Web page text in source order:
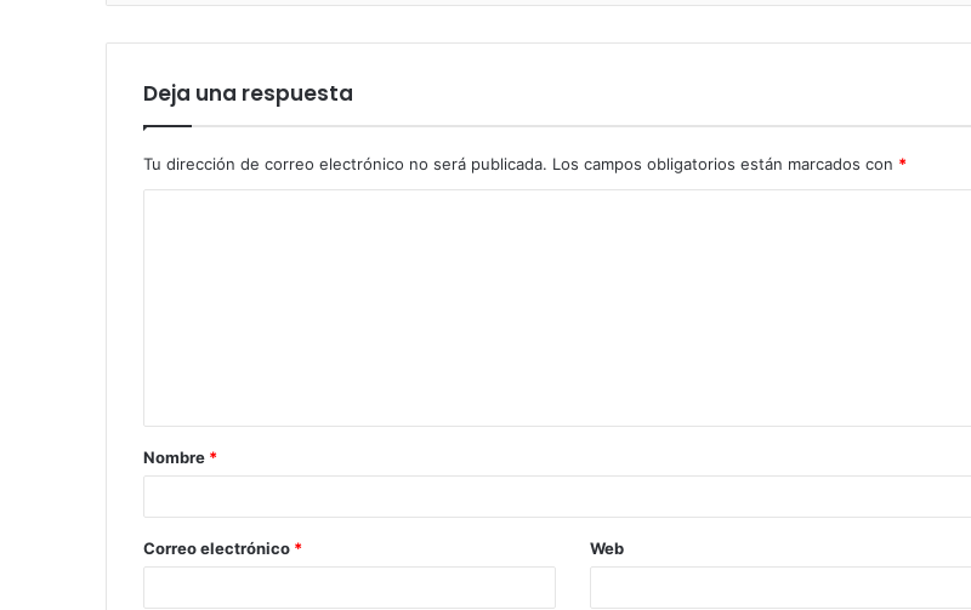
Deja una respuesta
Tu dirección de correo electrónico no será publicada. Los campos obligatorios están marcados con *
Nombre *
Correo electrónico * Web